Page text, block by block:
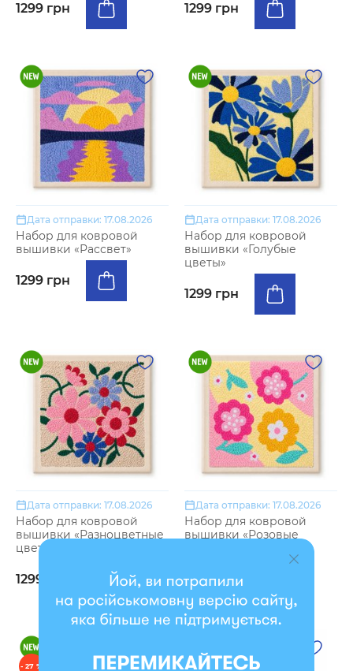
1299 грн 1299 грн
Дата отправки: 17.08.2026
Набор для ковровой
вышивки «Рассвет»
1299 грн
Дата отправки: 17.08.2026
Набор для ковровой
вышивки «Голубые
цветы»
1299 грн
Дата отправки: 17.08.2026
Набор для ковровой
вышивки «Разноцветные
цветы»
1299 грн
Дата отправки: 17.08.2026
Набор для ковровой
вышивки «Розовые
1299 грн
- 27 %